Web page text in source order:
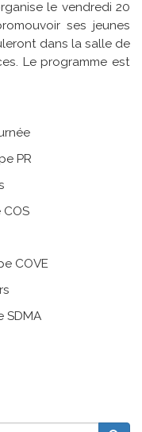
le vendredi 20
ses jeunes
dans la salle de
Le programme est
PR
COS
COVE
SDMA